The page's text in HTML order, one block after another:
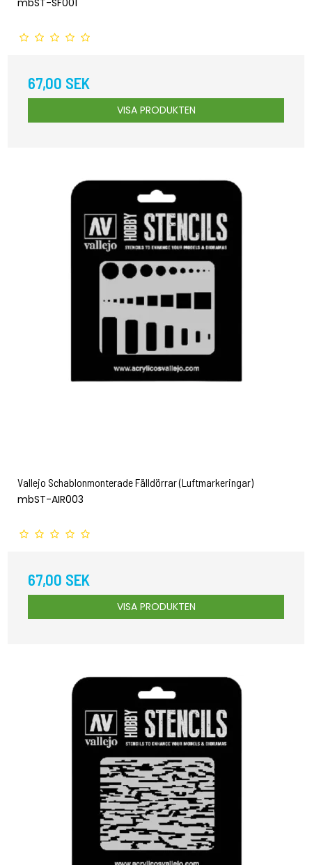
67,00 SEK
VISA PRODUKTEN
Vallejo Schablonmonterade Fälldörrar (Luftmarkeringar)
mbST-AIR003
67,00 SEK
VISA PRODUKTEN